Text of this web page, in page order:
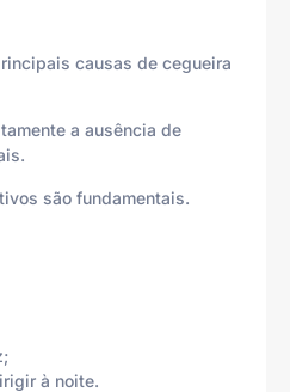
causas de cegueira
a ausência de
são fundamentais.
à noite.